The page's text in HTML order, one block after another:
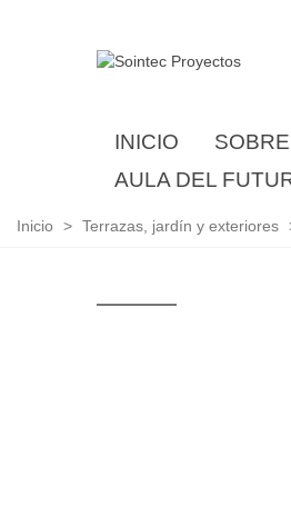
INICIO
AULA DEL
Inicio > Terrazas, jardín y exteriores